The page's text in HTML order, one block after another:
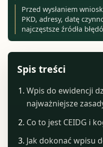
Przed wysłaniem
PKD, adresy, datę
najczęstsze źródła
Spis treści
Wpis do ewidencji
najważniejsze
Co to jest CEIDG i
Jak dokonać wpisu